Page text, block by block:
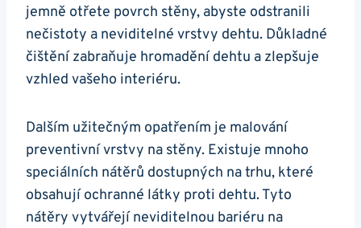
jemně otřete⁤ povrch stěny, abyste odstranili
nečistoty a neviditelné vrstvy dehtu. ⁢Důkladné
čištění zabraňuje hromadění dehtu a zlepšuje
vzhled​ vašeho interiéru.
Dalším užitečným opatřením je malování⁢
preventivní vrstvy⁣ na stěny. Existuje mnoho
speciálních nátěrů dostupných ⁢na trhu, ⁢které
obsahují ​ochranné látky proti dehtu. Tyto
nátěry vytvářejí‍ neviditelnou bariéru na